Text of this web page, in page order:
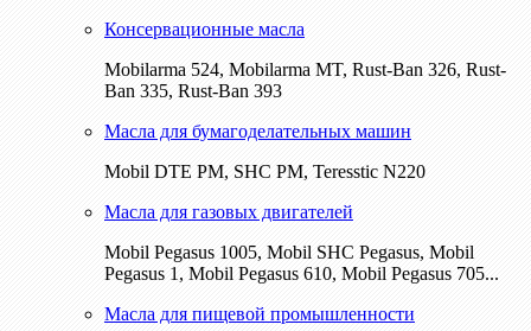
Консервационные масла
Mobilarma 524, Mobilarma MT, Rust-Ban 326, Rust-
Ban 335, Rust-Ban 393
Масла для бумагоделательных машин
Mobil DTE РМ, SHC PM, Teresstic N220
Масла для газовых двигателей
Mobil Pegasus 1005, Mobil SHC Pegasus, Mobil
Pegasus 1, Mobil Pegasus 610, Mobil Pegasus 705...
Масла для пищевой промышленности